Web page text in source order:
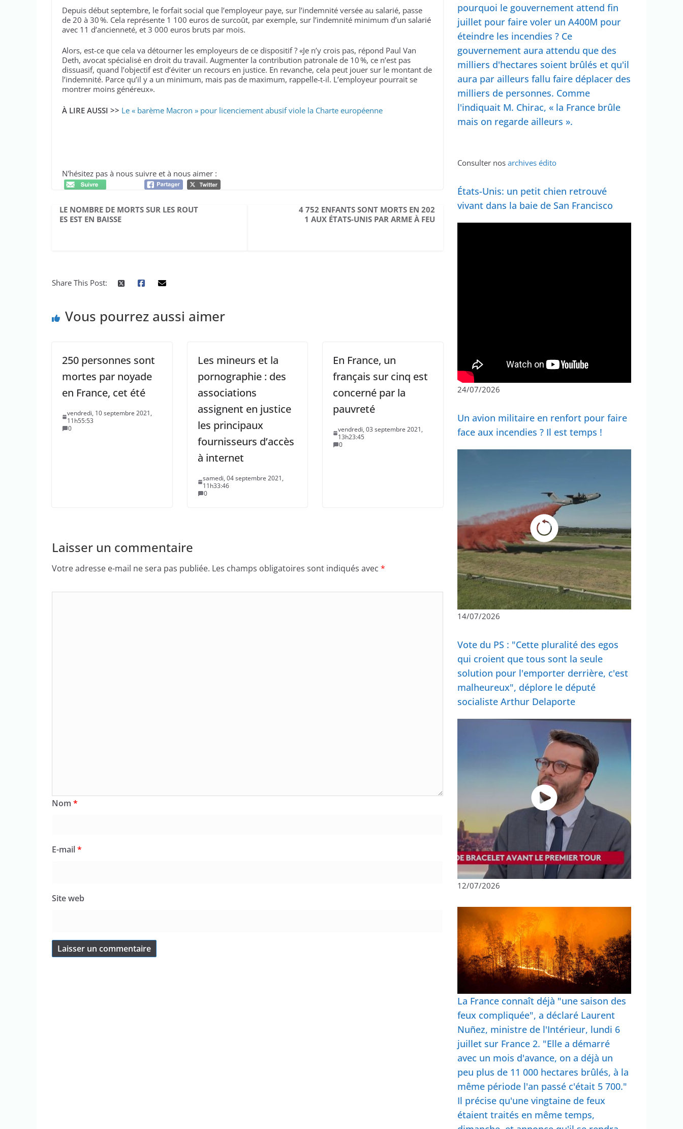
Depuis début septembre, le forfait social que l’employeur paye, sur l’indemnité versée au salarié, passe
de 20 à 30 %. Cela représente 1 100 euros de surcoût, par exemple, sur l’indemnité minimum d’un salarié
avec 11 d’ancienneté, et 3 000 euros bruts par mois.
Alors, est-ce que cela va détourner les employeurs de ce dispositif ? «Je n’y crois pas, répond Paul Van
Deth, avocat spécialisé en droit du travail. Augmenter la contribution patronale de 10 %, ce n’est pas
dissuasif, quand l’objectif est d’éviter un recours en justice. En revanche, cela peut jouer sur le montant de
l’indemnité. Parce qu’il y a un minimum, mais pas de maximum, rappelle-t-il. L’employeur pourrait se
montrer moins généreux».
À LIRE AUSSI >> Le « barème Macron » pour licenciement abusif viole la Charte européenne
N'hésitez pas à nous suivre et à nous aimer :
LE NOMBRE DE MORTS SUR LES ROUT
ES EST EN BAISSE
4 752 ENFANTS SONT MORTS EN 202
1 AUX ÉTATS-UNIS PAR ARME À FEU
Share This Post:
Vous pourrez aussi aimer
250 personnes sont
mortes par noyade
en France, cet été
vendredi, 10 septembre 2021,
11h55:53
0
Les mineurs et la
pornographie : des
associations
assignent en justice
les principaux
fournisseurs d’accès
à internet
samedi, 04 septembre 2021,
11h33:46
0
En France, un
français sur cinq est
concerné par la
pauvreté
vendredi, 03 septembre 2021,
13h23:45
0
Laisser un commentaire
Votre adresse e-mail ne sera pas publiée. Les champs obligatoires sont indiqués avec *
Nom *
E-mail*
Site web
pourquoi le gouvernement attend fin
juillet pour faire voler un A400M pour
éteindre les incendies ? Ce
gouvernement aura attendu que des
milliers d'hectares soient brûlés et qu'il
aura par ailleurs fallu faire déplacer des
milliers de personnes. Comme
l'indiquait M. Chirac, « la France brûle
mais on regarde ailleurs ».
Consulter nos archives édito
États-Unis: un petit chien retrouvé
vivant dans la baie de San Francisco
24/07/2026
Un avion militaire en renfort pour faire
face aux incendies ? Il est temps !
14/07/2026
Vote du PS : "Cette pluralité des egos
qui croient que tous sont la seule
solution pour l'emporter derrière, c'est
malheureux", déplore le député
socialiste Arthur Delaporte
12/07/2026
La France connaît déjà "une saison des
feux compliquée", a déclaré Laurent
Nuñez, ministre de l'Intérieur, lundi 6
juillet sur France 2. "Elle a démarré
avec un mois d'avance, on a déjà un
peu plus de 11 000 hectares brûlés, à la
même période l'an passé c'était 5 700."
Il précise qu'une vingtaine de feux
étaient traités en même temps,